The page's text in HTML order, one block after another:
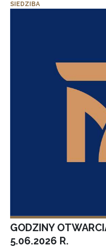
SIEDZIBA
GODZINY
5.06.2026 R.